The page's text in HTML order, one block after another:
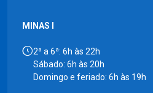
MINAS I
2ª a 6ª: 6h às 22h
Sábado: 6h às 20h
Domingo e feriado: 6h às 19h